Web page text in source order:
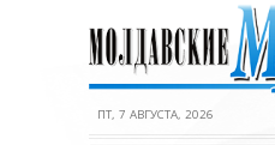
ПТ, 7 АВГУСТА, 2026